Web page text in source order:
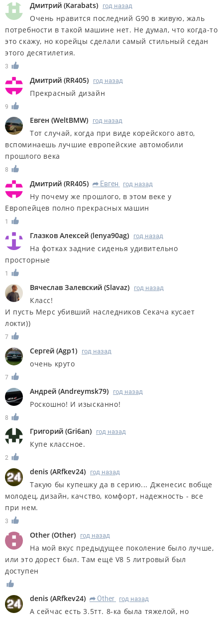
Дмитрий (Karabats) год назад
Очень нравится последний G90 в живую, жаль
потребности в такой машине нет. Не думал, что когда-то
это скажу, но корейцы сделали самый стильный седан
этого десятилетия.
3
Дмитрий (RR405) год назад
Прекрасный дизайн
9
Евген (WeltBMW) год назад
Тот случай, когда при виде корейского авто,
вспоминаешь лучшие европейские автомобили
прошлого века
8
Дмитрий (RR405) R Евген год назад
Ну почему же прошлого, в этом веке у
Европейцев полно прекрасных машин
1
Глазков Алексей (lenya90ag) год назад
На фотках задние сиденья удивительно
просторные
1
Вячеслав Залевский (Slavaz) год назад
Класс!
И пусть Мерс убивший наследников Секача кусает
локти))
7
Сергей (Agp1) год назад
очень круто
7
Андрей (Andreymsk79) год назад
Роскошно! И изысканно!
8
Григорий (Gri6an) год назад
Купе классное.
2
denis (ARfkev24) год назад
Такую бы купешку да в серию... Дженесис вобще
молодец, дизайн, качство, комфорт, надежность - все
при нем.
3
Other (Other) год назад
На мой вкус предыдущее поколение было лучше,
или это дорест был. Там ещё V8 5 литровый был
доступен
denis (ARfkev24) R Other год назад
А сейчас есть 3.5тт. 8-ка была тяжелой, но